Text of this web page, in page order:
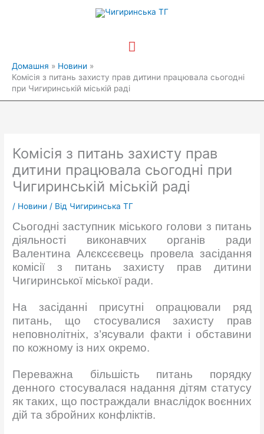
Головне
меню
Домашня
Новини
Комісія з питань захисту прав дитини працювала сьогодні
при Чигиринській міській раді
Комісія з питань захисту прав
дитини працювала сьогодні при
Чигиринській міській раді
/ Новини / Від Чигиринська ТГ
Сьогодні заступник міського голови з питань
діяльності виконавчих органів ради
Валентина Алєксєєвець провела засідання
комісії з питань захисту прав дитини
Чигиринської міської ради.
На засіданні присутні опрацювали ряд
питань, що стосувалися захисту прав
неповнолітніх, з’ясували факти і обставини
по кожному із них окремо.
Переважна більшість питань порядку
денного стосувалася надання дітям статусу
як таких, що постраждали внаслідок воєнних
дій та збройних конфліктів.